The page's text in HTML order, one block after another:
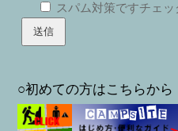
スパム対策ですチェッ
○初めての方はこちらから